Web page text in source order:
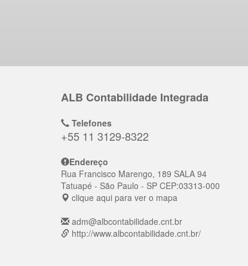
ALB Contabilidade Integrada
Telefones
+55 11 3129-8322
Endereço
Rua Francisco Marengo, 189 SALA 94
Tatuapé - São Paulo - SP CEP:03313-000
clique aqui para ver o mapa
adm@albcontabilidade.cnt.br
http://www.albcontabilidade.cnt.br/